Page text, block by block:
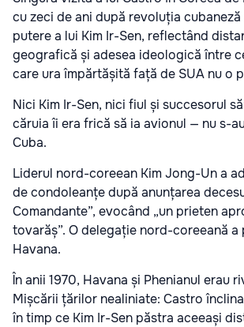
cu zeci de ani după revoluția
putere a lui Kim Ir-Sen, reflectând
geografică și adesea ideologică între
care ura împărtășită față de SUA nu o
Nici Kim Ir-Sen, nici fiul și succesorul
căruia îi era frică să ia avionul — nu s-
Cuba.
Liderul nord-coreean Kim Jong-Un a
de condoleanțe după anunțarea
Comandante”, evocând „un prieten
tovarăș”. O delegație nord-coreeană a
Havana.
În anii 1970, Havana și Phenianul erau
Mișcării țărilor nealiniate: Castro
în timp ce Kim Ir-Sen păstra aceeași